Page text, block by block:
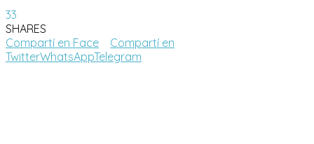
33
SHARES
Compartí en Face
Compartí en
TwitterWhatsAppTelegram